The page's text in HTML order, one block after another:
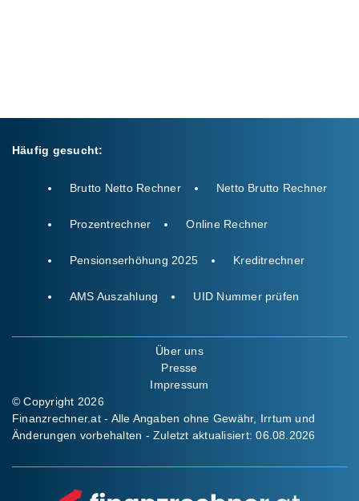
Häufig gesucht:
Brutto Netto Rechner Netto Brutto Rechner
Prozentrechner Online Rechner
Pensionserhöhung 2025 Kreditrechner
AMS Auszahlung UID Nummer prüfen
Über uns
Presse
Impressum
© Copyright 2026
Finanzrechner.at - Alle Angaben ohne Gewähr, Irrtum und
Änderungen vorbehalten - Zuletzt aktualisiert:06.08.2026